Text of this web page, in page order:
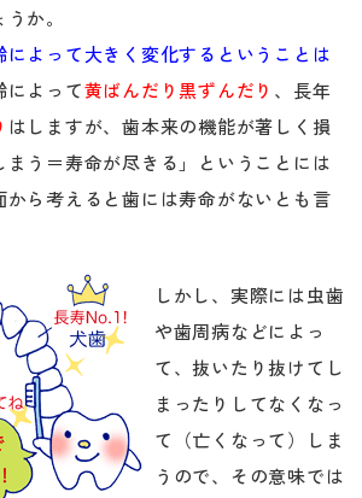
か。
によって大きく変化するということは
よって黄ばんだり黒ずんだり 、長年
はしますが、歯本来の機能が著しく損
まう＝寿命が尽きる」ということには
から考えると歯には寿命がないとも言
しかし、実際には虫歯
や歯周病などによっ
て、抜いたり抜けてし
まったりしてなくなっ
て（亡くなって）しま
うので、その意味では